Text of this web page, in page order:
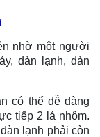
nhờ một người
dàn lạnh, dàn
có thể dễ dàng
tiếp 2 lá nhôm.
lạnh phải còn